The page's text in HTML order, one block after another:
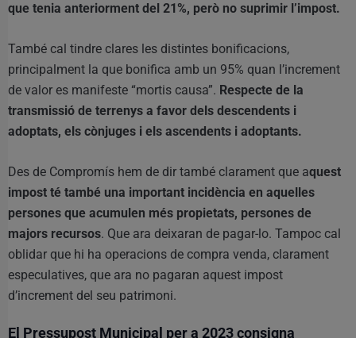
que tenia anteriorment del 21%, però no suprimir l’impost.
També cal tindre clares les distintes bonificacions,
principalment la que bonifica amb un 95% quan l’increment
de valor es manifeste “mortis causa”. Respecte de la
transmissió de terrenys a favor dels descendents i
adoptats, els cònjuges i els ascendents i adoptants.
Des de Compromís hem de dir també clarament que aquest
impost té també una important incidència en aquelles
persones que acumulen més propietats, persones de
majors recursos. Que ara deixaran de pagar-lo. Tampoc cal
oblidar que hi ha operacions de compra venda, clarament
especulatives, que ara no pagaran aquest impost
d’increment del seu patrimoni.
El Pressupost Municipal per a 2023 consigna